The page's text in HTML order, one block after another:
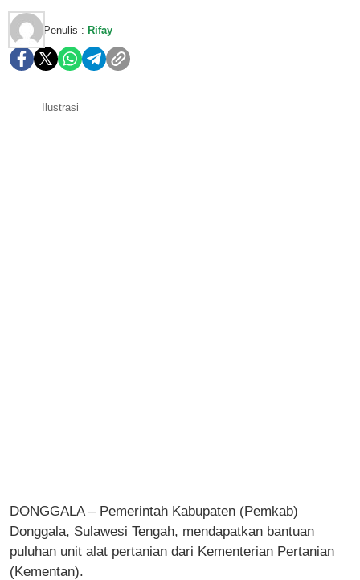
Penulis : Rifay
Ilustrasi
DONGGALA – Pemerintah Kabupaten (Pemkab)
Donggala, Sulawesi Tengah, mendapatkan bantuan
puluhan unit alat pertanian dari Kementerian Pertanian
(Kementan).